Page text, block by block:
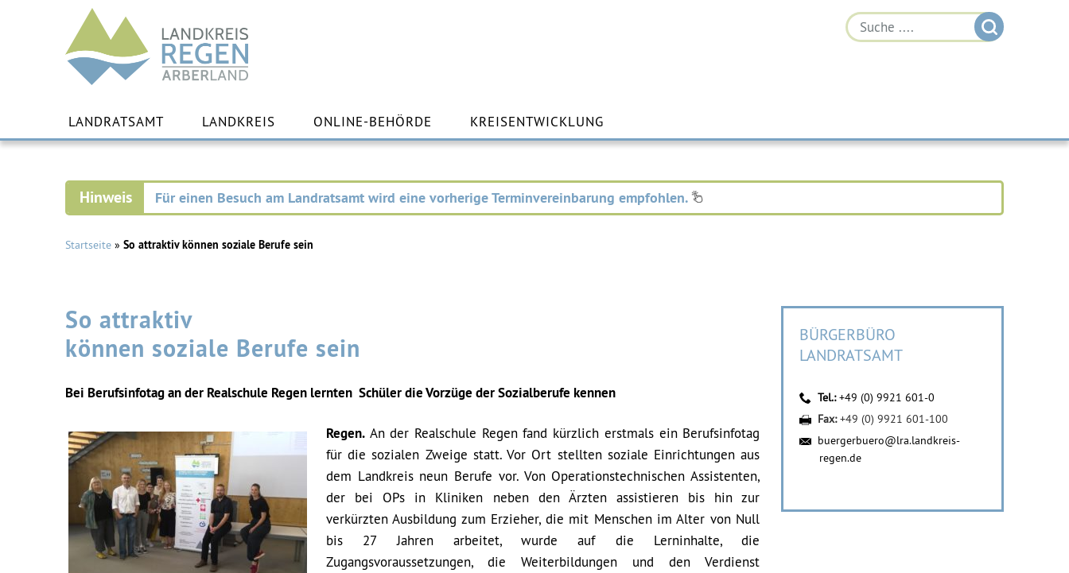
Landkreis
Regen
Inhalt
springen
LANDRATSAMT LANDKREIS ONLINE-BEHÖRDE KREISENTWICKLUNG
Für einen Besuch am Landratsamt wird eine vorherige Terminvereinbarung empfohlen.
Startseite » So attraktiv können soziale Berufe sein
So attraktiv
können soziale Berufe sein
Bei Berufsinfotag an der Realschule Regen lernten Schüler die Vorzüge der Sozialberufe kennen
Regen. An der Realschule Regen fand kürzlich erstmals ein Berufsinfotag
für die sozialen Zweige statt. Vor Ort stellten soziale Einrichtungen aus
dem Landkreis neun Berufe vor. Von Operationstechnischen Assistenten,
der bei OPs in Kliniken neben den Ärzten assistieren bis hin zur
verkürzten Ausbildung zum Erzieher, die mit Menschen im Alter von Null
bis 27 Jahren arbeitet, wurde auf die Lerninhalte, die
Zugangsvoraussetzungen, die Weiterbildungen und den Verdienst
BÜRGERBÜRO
LANDRATSAMT
Tel.:+49 (0) 9921 601-0
Fax:+49 (0) 9921 601-100
buergerbuero@lra.landkreis-
regen.de